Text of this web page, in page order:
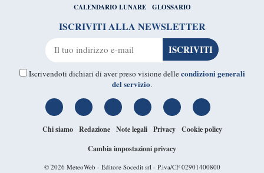
CALENDARIO LUNARE GLOSSARIO
ISCRIVITI ALLA NEWSLETTER
Iscrivendoti dichiari di aver preso visione dellecondizioni generali
del servizio.
Chi siamo Redazione Note legali Privacy
Cookie policy
Cambia impostazioni privacy
© 2026 MeteoWeb - Editore Socedit srl - P.iva/CF 02901400800